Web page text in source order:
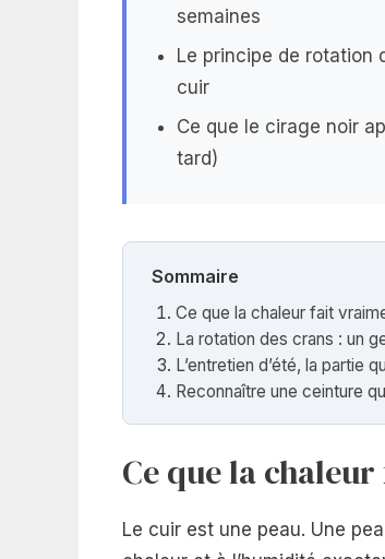
semaines
Le principe de rotation
cuir
Ce que le cirage noir
tard)
Sommaire
Ce que la chaleur fait
La rotation des crans : un
L’entretien d’été, la partie
Reconnaître une ceinture
Ce que la
Le cuir est une peau. Une